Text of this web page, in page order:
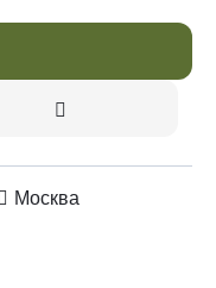
Москва